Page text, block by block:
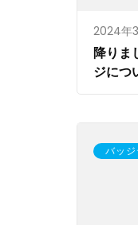
2024年3
降りま
ジにつ
バッジ